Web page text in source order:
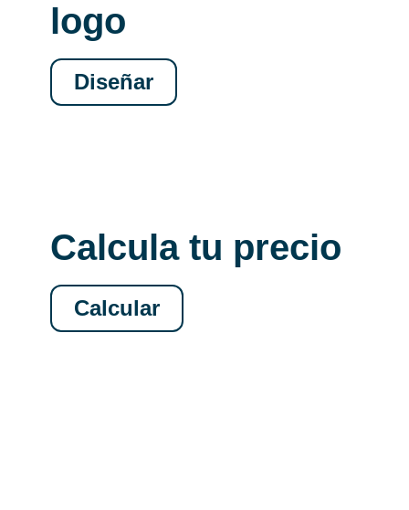
logo
Diseñar
Calcula tu precio
Calcular